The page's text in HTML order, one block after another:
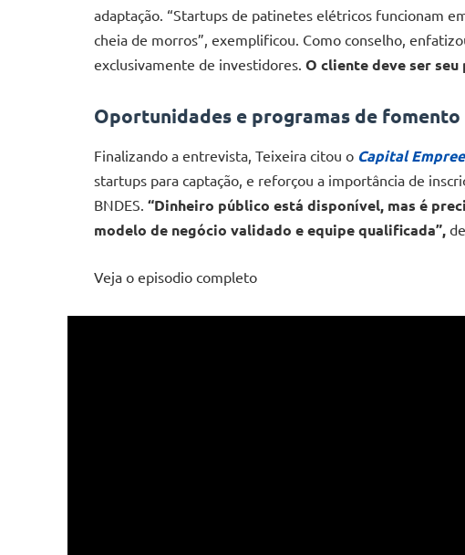
adaptação. “Startups de patinetes elétricos funcionam
cheia de morros”, exemplificou. Como conselho,
exclusivamente de investidores. O cliente deve ser seu
Oportunidades e programas de fomento
Finalizando a entrevista, Teixeira citou o Capital
startups para captação, e reforçou a importância de
BNDES. “Dinheiro público está disponível, mas é
modelo de negócio validado e equipe qualificada”,
Veja o episodio completo